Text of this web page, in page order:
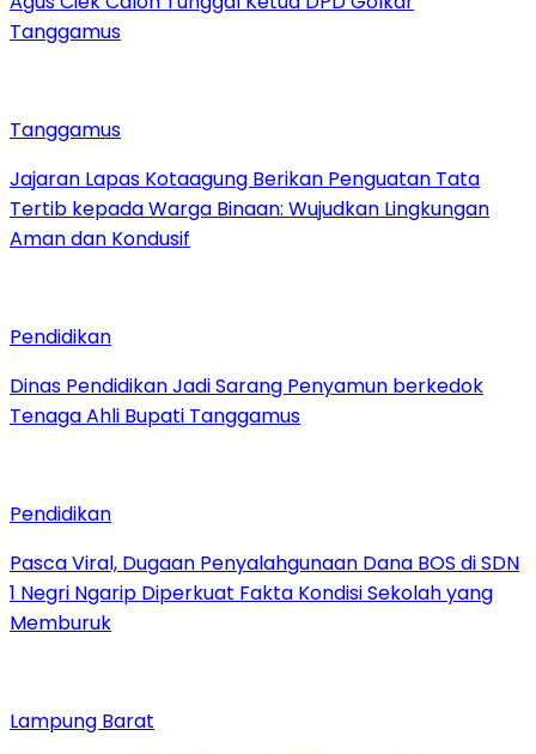
Tanggamus
Tanggamus
Jajaran Lapas Kotaagung Berikan Penguatan Tata
Tertib kepada Warga Binaan: Wujudkan Lingkungan
Aman dan Kondusif
Pendidikan
Dinas Pendidikan Jadi Sarang Penyamun berkedok
Tenaga Ahli Bupati Tanggamus
Pendidikan
Pasca Viral, Dugaan Penyalahgunaan Dana BOS di SDN
1 Negri Ngarip Diperkuat Fakta Kondisi Sekolah yang
Memburuk
Lampung Barat